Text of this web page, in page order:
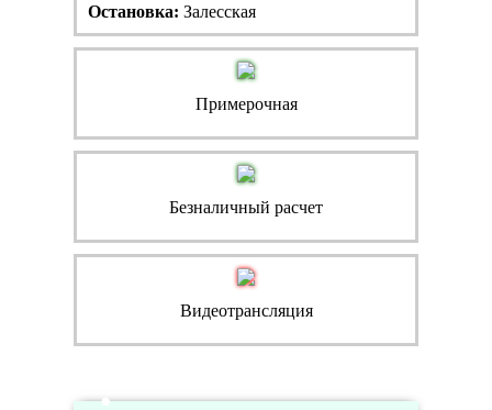
Остановка: Залесская
Примерочная
Безналичный расчет
Видеотрансляция